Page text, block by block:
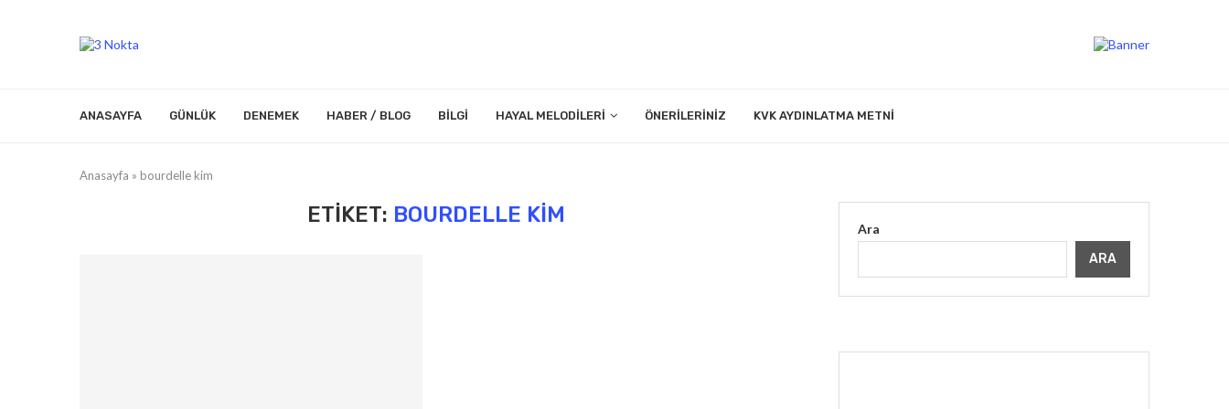
ANASAYFA GÜNLÜK DENEMEK HABER / BLOG BILGI HAYAL MELODILERI ÖNERILERINIZ KVK AYDINLATMA METNI
Anasayfa » bourdelle kim
ETIKET: BOURDELLE KIM
Ara
ARA